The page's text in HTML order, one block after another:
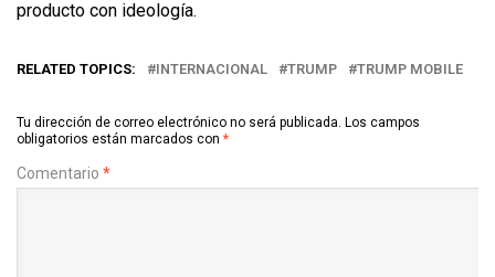
producto con ideología.
RELATED TOPICS: INTERNACIONAL TRUMP TRUMP MOBILE
Tu dirección de correo electrónico no será publicada. Los campos
obligatorios están marcados con *
Comentario *